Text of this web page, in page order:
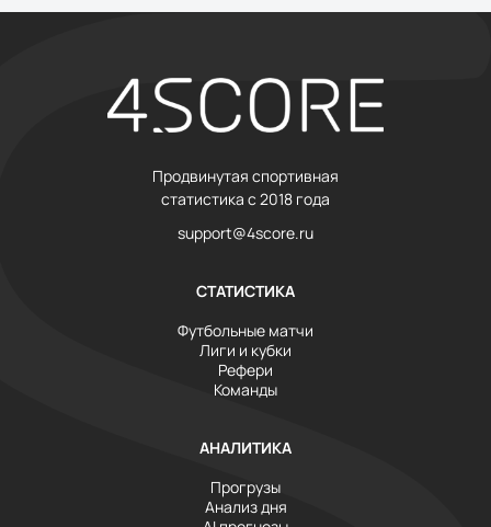
Продвинутая спортивная
статистика с 2018 года
support@4score.ru
СТАТИСТИКА
Футбольные матчи
Лиги и кубки
Рефери
Команды
АНАЛИТИКА
Прогрузы
Анализ дня